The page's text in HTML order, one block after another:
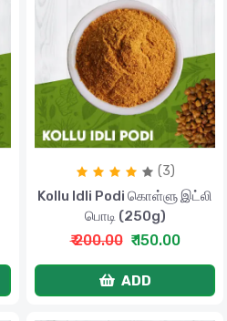
(3)
Kollu Idli Podi கொள்ளு இட்லி
பொடி (250g)
₹ 200.00 ₹ 150.00
ADD